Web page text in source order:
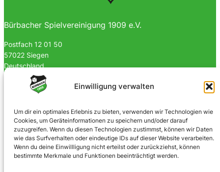
Einwilligung verwalten
Um dir ein optimales Erlebnis zu bieten, verwenden wir Technologien wie
Cookies, um Geräteinformationen zu speichern und/oder darauf
zuzugreifen. Wenn du diesen Technologien zustimmst, können wir Daten
wie das Surfverhalten oder eindeutige IDs auf dieser Website verarbeiten.
Wenn du deine Einwillligung nicht erteilst oder zurückziehst, können
bestimmte Merkmale und Funktionen beeinträchtigt werden.
Bürbacher Spielvereinigung 1909 e.V.
Postfach 12 01 50
57022 Siegen
Deutschland
0170 4903023
SOZIALE NETZWERKE
Facebook
Instagram